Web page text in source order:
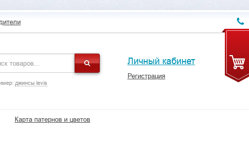
джинсы levis
Личный кабинет
Регистрация
Карта патернов и цветов